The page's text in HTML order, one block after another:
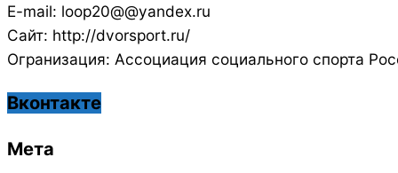
E-mail: loop20@@yandex.ru
Сайт: http://dvorsport.ru/
Огранизация: Ассоциация социального спорта
Вконтакте
Мета